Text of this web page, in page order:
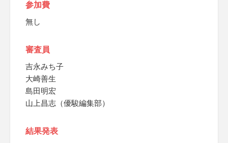
参加費
無し
審査員
吉永みち子
大崎善生
島田明宏
山上昌志（優駿編集部）
結果発表